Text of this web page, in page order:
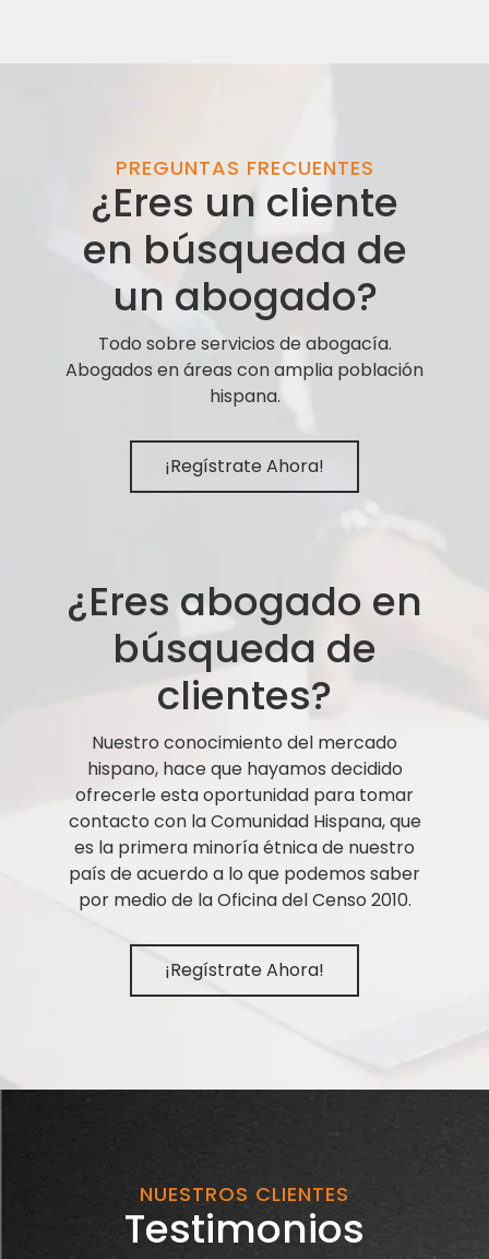
PREGUNTAS FRECUENTES
¿Eres un cliente
en búsqueda de
un abogado?
Todo sobre servicios de abogacía.
Abogados en áreas con amplia población
hispana.
¡Regístrate Ahora!
¿Eres abogado en
búsqueda de
clientes?
Nuestro conocimiento del mercado
hispano, hace que hayamos decidido
ofrecerle esta oportunidad para tomar
contacto con la Comunidad Hispana, que
es la primera minoría étnica de nuestro
país de acuerdo a lo que podemos saber
por medio de la Oficina del Censo 2010.
¡Regístrate Ahora!
NUESTROS CLIENTES
Testimonios